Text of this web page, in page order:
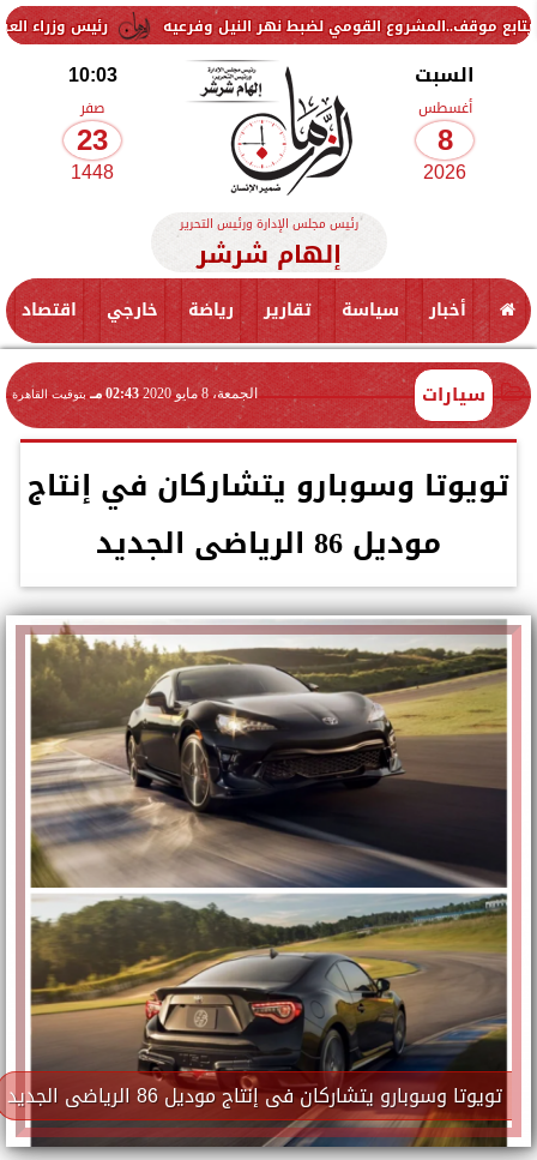
رئيس وزراء العراق يتلقى دعوة القومي لضبط نهر النيل وفرعيه
السبت
أغسطس
8
2026
10:03
صفر
23
1448
رئيس مجلس الإدارة ورئيس التحرير
إلهام شرشر
أخبار سياسة تقارير رياضة خارجي اقتصاد
سيارات الجمعة، 8 مايو 2020 02:43 مـ بتوقيت القاهرة
تويوتا وسوبارو يتشاركان في إنتاج
موديل 86 الرياضى الجديد
تويوتا وسوبارو يتشاركان فى إنتاج موديل 86 الرياضى الجديد